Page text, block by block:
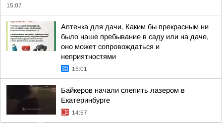
15:07
Аптечка для дачи. Каким бы прекрасным ни
было наше пребывание в саду или на даче,
оно может сопровождаться и
неприятностями
15:01
Байкеров начали слепить лазером в
Екатеринбурге
14:57